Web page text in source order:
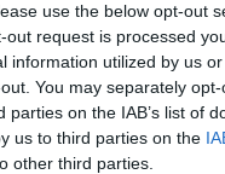
use the below opt-out
request is processed
information utilized by us
You may separately
on the IAB’s list of
us to third parties on the
other third parties.
Auf
V?